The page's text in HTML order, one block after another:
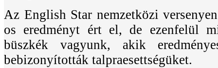
Az English Star nemzetközi
os eredményt ért el, de ezenfelül
büszkék vagyunk, akik
bebizonyították talpraesettségüket.